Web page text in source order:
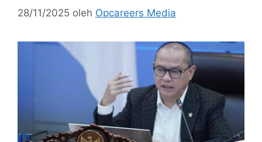
28/11/2025 oleh Opcareers Media